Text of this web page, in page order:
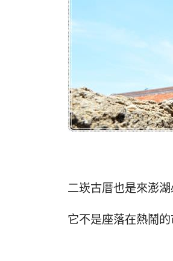
二崁古厝也是來澎湖
它不是座落在熱鬧